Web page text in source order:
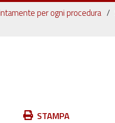
per ogni procedura
Azioni STAMPA